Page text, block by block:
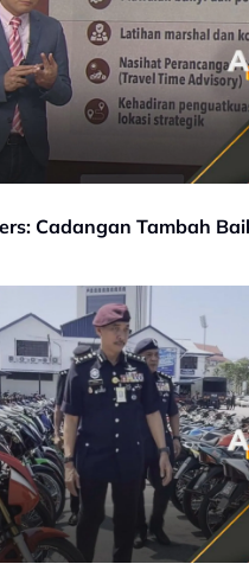
Cadangan Tambah